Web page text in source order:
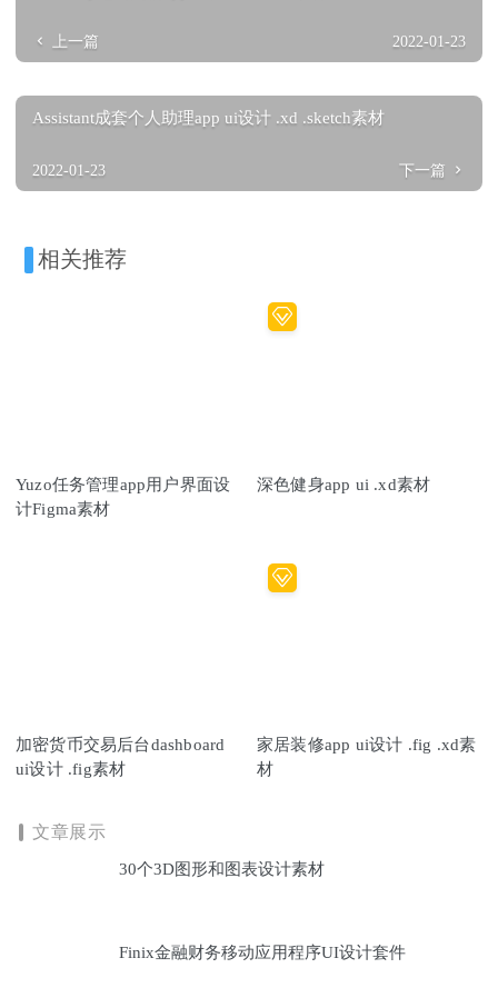
上一篇 2022-01-23
Assistant成套个人助理app ui设计 .xd .sketch素材
2022-01-23 下一篇
相关推荐
Yuzo任务管理app用户界面设
计Figma素材
深色健身app ui .xd素材
加密货币交易后台dashboard
ui设计 .fig素材
家居装修app ui设计 .fig .xd素
材
文章展示
30个3D图形和图表设计素材
Finix金融财务移动应用程序UI设计套件